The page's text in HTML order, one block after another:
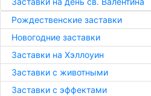
Рождественские заставки
Новогодние заставки
Заставки на Хэллоуин
Заставки с животными
Заставки с эффектами